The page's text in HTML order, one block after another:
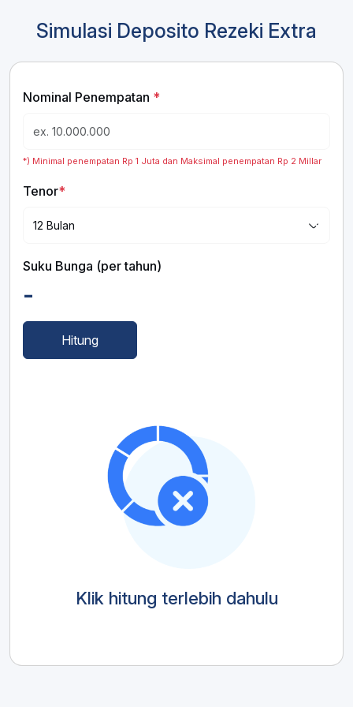
Simulasi Deposito Rezeki Extra
Nominal Penempatan *
*) Minimal penempatan Rp 1 Juta dan Maksimal penempatan Rp 2 Millar
Tenor*
Suku Bunga (per tahun)
-
Hitung
Klik hitung terlebih dahulu